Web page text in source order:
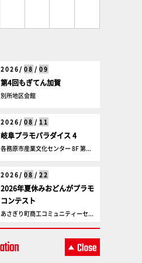
2026/ 08 / 09
第4回もぎてん加賀
別所地区会館
2026/ 08 / 11
岐阜プラモパラダイス 4
各務原市産業文化センター 8F 第...
2026/ 08 / 22
2026年夏休みおどんがプラモ
コンテスト
あさぎり町商工コミュニティーセ...